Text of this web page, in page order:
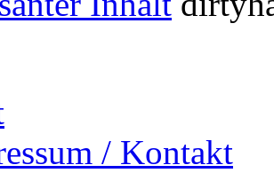
/ Kontakt